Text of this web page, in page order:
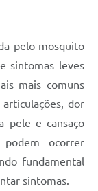
pelo mosquito
sintomas leves
mais comuns
dor
pele e cansaço
ocorrer
fundamental
sintomas.